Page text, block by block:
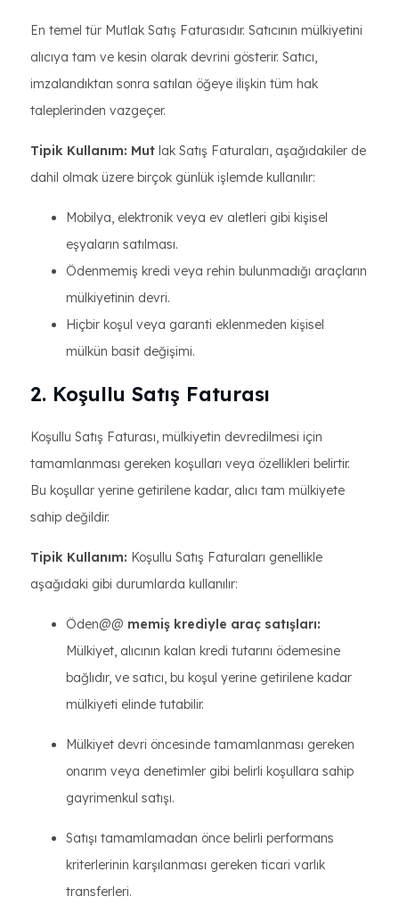
En temel tür Mutlak Satış Faturasıdır. Satıcının mülkiyetini
alıcıya tam ve kesin olarak devrini gösterir. Satıcı,
imzalandıktan sonra satılan öğeye ilişkin tüm hak
taleplerinden vazgeçer.
Tipik Kullanım: Mut lak Satış Faturaları, aşağıdakiler de
dahil olmak üzere birçok günlük işlemde kullanılır:
Mobilya, elektronik veya ev aletleri gibi kişisel
eşyaların satılması.
Ödenmemiş kredi veya rehin bulunmadığı araçların
mülkiyetinin devri.
Hiçbir koşul veya garanti eklenmeden kişisel
mülkün basit değişimi.
2. Koşullu Satış Faturası
Koşullu Satış Faturası, mülkiyetin devredilmesi için
tamamlanması gereken koşulları veya özellikleri belirtir.
Bu koşullar yerine getirilene kadar, alıcı tam mülkiyete
sahip değildir.
Tipik Kullanım: Koşullu Satış Faturaları genellikle
aşağıdaki gibi durumlarda kullanılır:
Öden@@ memiş krediyle araç satışları:
Mülkiyet, alıcının kalan kredi tutarını ödemesine
bağlıdır, ve satıcı, bu koşul yerine getirilene kadar
mülkiyeti elinde tutabilir.
Mülkiyet devri öncesinde tamamlanması gereken
onarım veya denetimler gibi belirli koşullara sahip
gayrimenkul satışı.
Satışı tamamlamadan önce belirli performans
kriterlerinin karşılanması gereken ticari varlık
transferleri.